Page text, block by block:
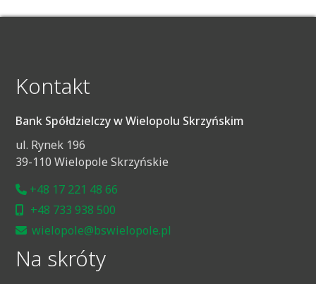
Kontakt
Bank Spółdzielczy w Wielopolu Skrzyńskim
ul. Rynek 196
39-110 Wielopole Skrzyńskie
+48 17 221 48 66
+48 733 938 500
wielopole@bswielopole.pl
Na skróty